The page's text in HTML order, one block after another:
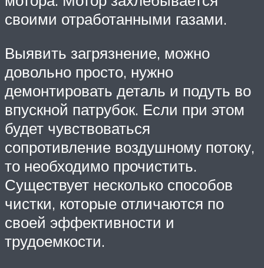
своими отработанными газами.
Выявить загрязнение, можно
довольно просто, нужно
демонтировать деталь и подуть во
впускной патрубок. Если при этом
будет чувствоваться
сопротивление воздушному потоку,
то необходимо прочистить.
Существует несколько способов
чистки, которые отличаются по
своей эффективности и
трудоемкости.